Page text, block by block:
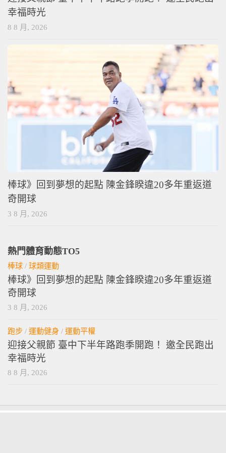
迎接父親節 臺中下半年路跑季開跑！ 邀全民跑出
幸福時光
8 8 月, 2026
棒球》回到夢想的起點 陳金鋒睽違20多年重返道
奇開球
3 8 月, 2026
熱門體育動態TO5
棒球 / 球類運動
棒球》回到夢想的起點 陳金鋒睽違20多年重返道
奇開球
3 8 月, 2026
跑步 / 運動健身 / 運動平權
迎接父親節 臺中下半年路跑季開跑！ 邀全民跑出
幸福時光
8 8 月, 2026